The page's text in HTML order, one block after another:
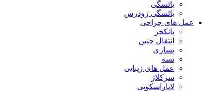
یائسگی
یائسگی زودرس
عمل های جراحی
پانکچر
انتقال جنین
پساری
تسه
عمل های زیبایی
سرکلاژ
لاپاراسکوپی